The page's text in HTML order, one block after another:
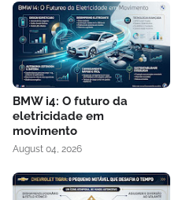
BMW i4: O futuro da
eletricidade em
movimento
August 04, 2026